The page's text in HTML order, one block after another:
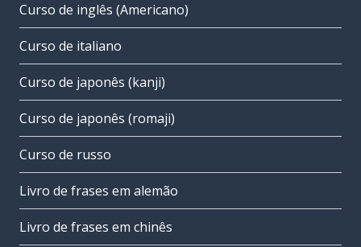
Curso de inglês (Americano)
Curso de italiano
Curso de japonês (kanji)
Curso de japonês (romaji)
Curso de russo
Livro de frases em alemão
Livro de frases em chinês